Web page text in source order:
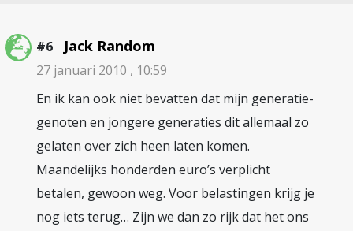
#6 Jack Random
27 januari 2010 , 10:59
En ik kan ook niet bevatten dat mijn generatie-
genoten en jongere generaties dit allemaal zo
gelaten over zich heen laten komen.
Maandelijks honderden euro’s verplicht
betalen, gewoon weg. Voor belastingen krijg je
nog iets terug… Zijn we dan zo rijk dat het ons